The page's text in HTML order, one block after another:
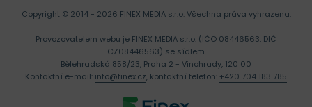
stabilizace, akcie také mohou diverzifikovat vaše
investiční portfolio. Pojďme se nyní podívat na
Copyright © 2014 - 2026 FINEX MEDIA s.r.o.Všechna práva vyhrazena.
Provozovatelem webu je FINEX MEDIA s.r.o. (IČO 08446563, DIČ
CZ08446563) se sídlem
Bělehradská 858/23, Praha 2 - Vinohrady, 120 00
Kontaktní e-mail: info@finex.cz, kontaktní telefon: +420 704 183 785